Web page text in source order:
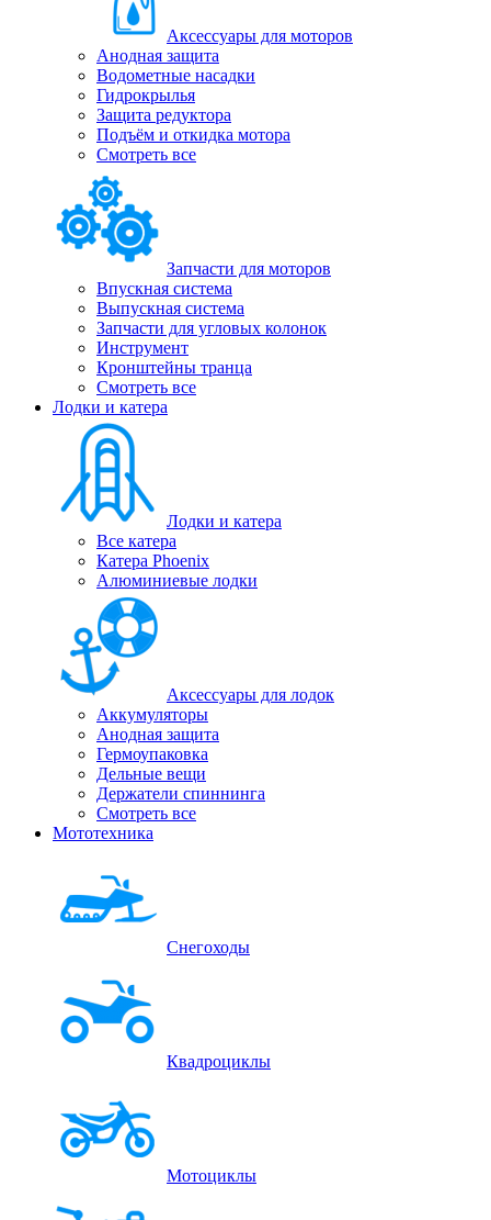
Аксессуары для моторов
Анодная защита
Водометные насадки
Гидрокрылья
Защита редуктора
Подъём и откидка мотора
Смотреть все
Запчасти для моторов
Впускная система
Выпускная система
Запчасти для угловых колонок
Инструмент
Кронштейны транца
Смотреть все
Лодки и катера
Лодки и катера
Все катера
Катера Phoenix
Алюминиевые лодки
Аксессуары для лодок
Аккумуляторы
Анодная защита
Гермоупаковка
Дельные вещи
Держатели спиннинга
Смотреть все
Мототехника
Снегоходы
Квадроциклы
Мотоциклы